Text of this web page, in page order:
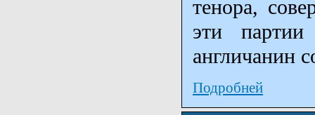
тенора,
эти
англичанин
Подробней